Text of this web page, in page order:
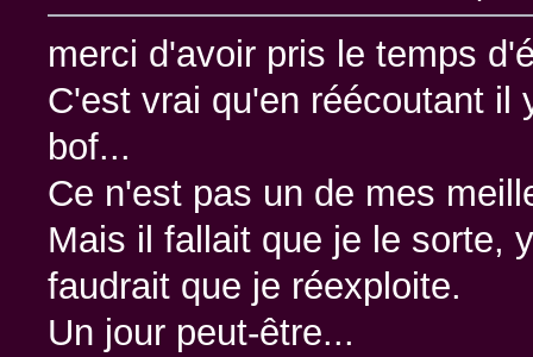
merci d'avoir pris le temps
C'est vrai qu'en réécoutant il
bof...
Ce n'est pas un de mes
Mais il fallait que je le sorte,
faudrait que je réexploite.
Un jour peut-être...